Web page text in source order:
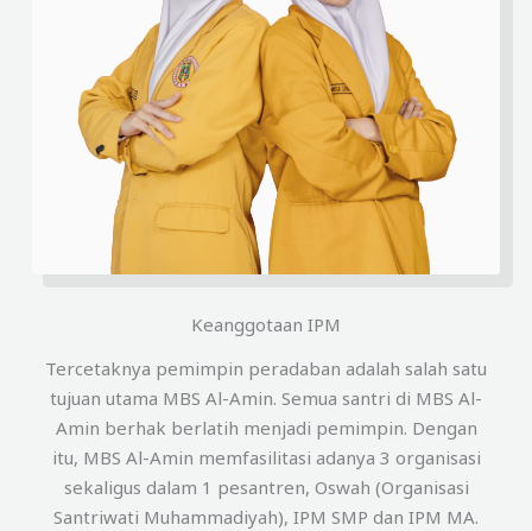
Keanggotaan IPM
Tercetaknya pemimpin peradaban adalah salah satu
tujuan utama MBS Al-Amin. Semua santri di MBS Al-
Amin berhak berlatih menjadi pemimpin. Dengan
itu, MBS Al-Amin memfasilitasi adanya 3 organisasi
sekaligus dalam 1 pesantren, Oswah (Organisasi
Santriwati Muhammadiyah), IPM SMP dan IPM MA.